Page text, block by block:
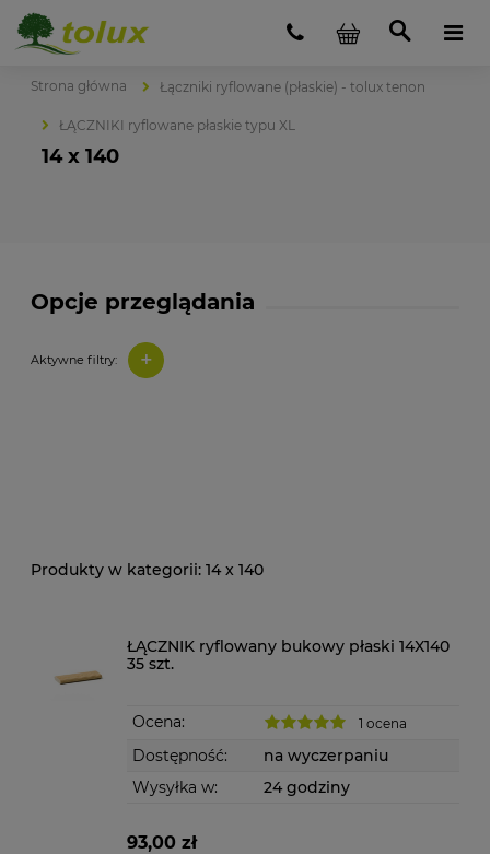
Strona główna Łączniki ryflowane (płaskie) - tolux tenon
ŁĄCZNIKI ryflowane płaskie typu XL
14 x 140
Opcje przeglądania
Aktywne filtry: +
14 x 140
ŁĄCZNIK ryflowany bukowy płaski 14X140
35 szt.
Ocena: 1 ocena
Dostępność:
na wyczerpaniu
Wysyłka w:
24 godziny
93,00 zł